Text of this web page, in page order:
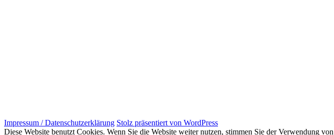
Impressum / Datenschutzerklärung Stolz präsentiert von WordPress
Diese Website benutzt Cookies. Wenn Sie die Website weiter nutzen, stimmen Sie der Verwendung